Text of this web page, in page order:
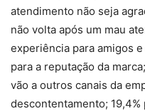
atendimento não seja
não volta após um mau
experiência para amigos
para a reputação da
vão a outros canais da
descontentamento;